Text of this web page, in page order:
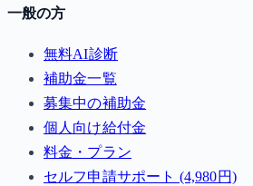
一般の方
無料AI診断
補助金一覧
募集中の補助金
個人向け給付金
料金・プラン
セルフ申請サポート (4,980円)